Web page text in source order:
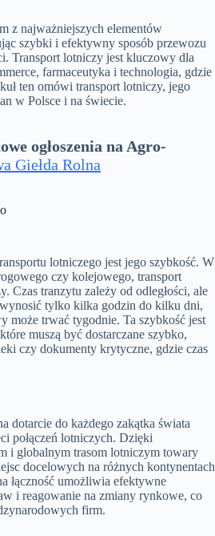
z najważniejszych elementów
szybki i efektywny sposób przewozu
Transport lotniczy jest kluczowy dla
farmaceutyka i technologia, gdzie
ten omówi transport lotniczy, jego
w Polsce i na świecie.
ogłoszenia na Agro-
Giełda Rolna
lotniczego jest jego szybkość. W
czy kolejowego, transport
Czas tranzytu zależy od odległości, ale
tylko kilka godzin do kilku dni,
może trwać tygodnie. Ta szybkość jest
muszą być dostarczane szybko,
czy dokumenty krytyczne, gdzie czas
dotarcie do każdego zakątka świata
połączeń lotniczych. Dzięki
i globalnym trasom lotniczym towary
docelowych na różnych kontynentach
łączność umożliwia efektywne
i reagowanie na zmiany rynkowe, co
firm.